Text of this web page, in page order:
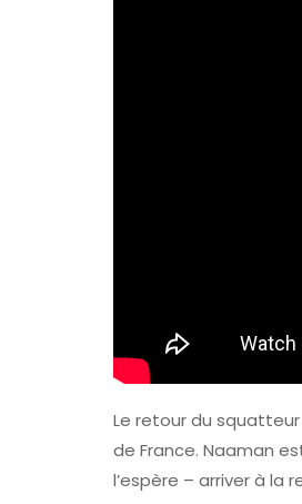
Le retour du
de France. Naaman
l’espère – arriver à la